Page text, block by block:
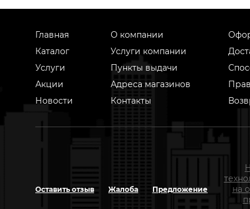
Главная
Каталог
Услуги
Акции
Новости
О компании
Услуги компании
Пункты выдачи
Адреса магазинов
Контакты
Оставить отзыв Жалоба Предложение
на